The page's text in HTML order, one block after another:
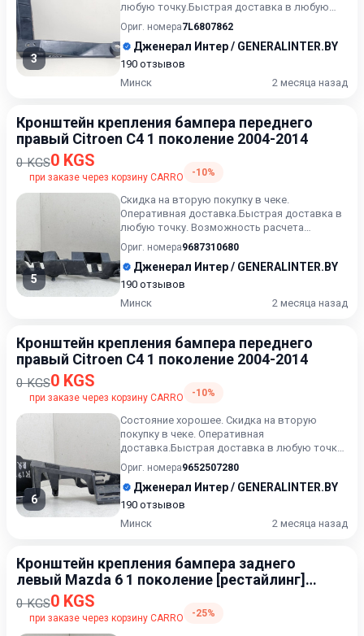
3
любую точку.Быстрая доставка в любую
точку. Возможность расче...
Ориг. номера7L6807862
Дженерал Интер / GENERALINTER.BY
190 отзывов
Минск
2 месяца назад
Кронштейн крепления бампера переднего
правый Citroen C4 1 поколение 2004-2014
0 KGS0 KGS
при заказе через корзину CARRO -10%
5
Скидка на вторую покупку в чеке.
Оперативная доставка.Быстрая доставка в
любую точку. Возможность расчета
карточкой. Рассрочка. Проверка кач...
Ориг. номера9687310680
Дженерал Интер / GENERALINTER.BY
190 отзывов
Минск
2 месяца назад
Кронштейн крепления бампера переднего
правый Citroen C4 1 поколение 2004-2014
0 KGS0 KGS
при заказе через корзину CARRO -10%
6
Состояние хорошее. Скидка на вторую
покупку в чеке. Оперативная
доставка.Быстрая доставка в любую точку.
Возможность расчета карточкой. Расс...
Ориг. номера9652507280
Дженерал Интер / GENERALINTER.BY
190 отзывов
Минск
2 месяца назад
Кронштейн крепления бампера заднего
левый Mazda 6 1 поколение [рестайлинг]
2002-2005
0 KGS0 KGS
при заказе через корзину CARRO -25%